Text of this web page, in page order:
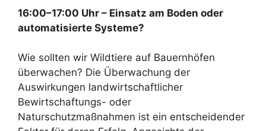
16:00–17:00 Uhr – Einsatz am Boden oder
automatisierte Systeme?
Wie sollten wir Wildtiere auf Bauernhöfen
überwachen? Die Überwachung der
Auswirkungen landwirtschaftlicher
Bewirtschaftungs- oder
Naturschutzmaßnahmen ist ein entscheidender